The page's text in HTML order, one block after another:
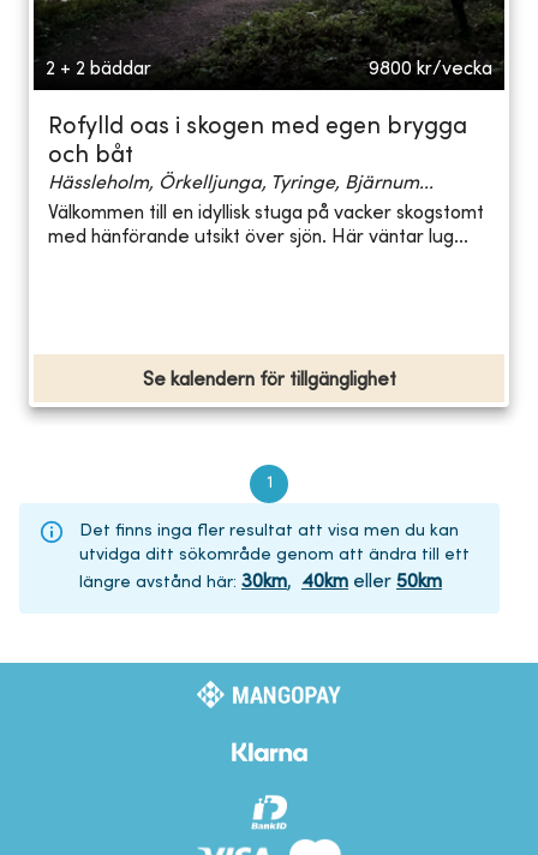
2 + 2 bäddar 9800 kr/vecka
Rofylld oas i skogen med egen brygga
och båt
Hässleholm, Örkelljunga, Tyringe, Bjärnum...
Välkommen till en idyllisk stuga på vacker skogstomt
med hänförande utsikt över sjön. Här väntar lug...
Se kalendern för tillgänglighet
1
Det finns inga fler resultat att visa men du kan
utvidga ditt sökområde genom att ändra till ett
längre avstånd här: 30km, 40km eller 50km